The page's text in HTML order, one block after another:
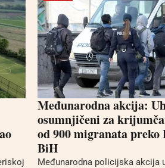
Međunarodna akcija:
osumnjičeni za
od 900 migranata preko
BiH
Međunarodna policijska akcija